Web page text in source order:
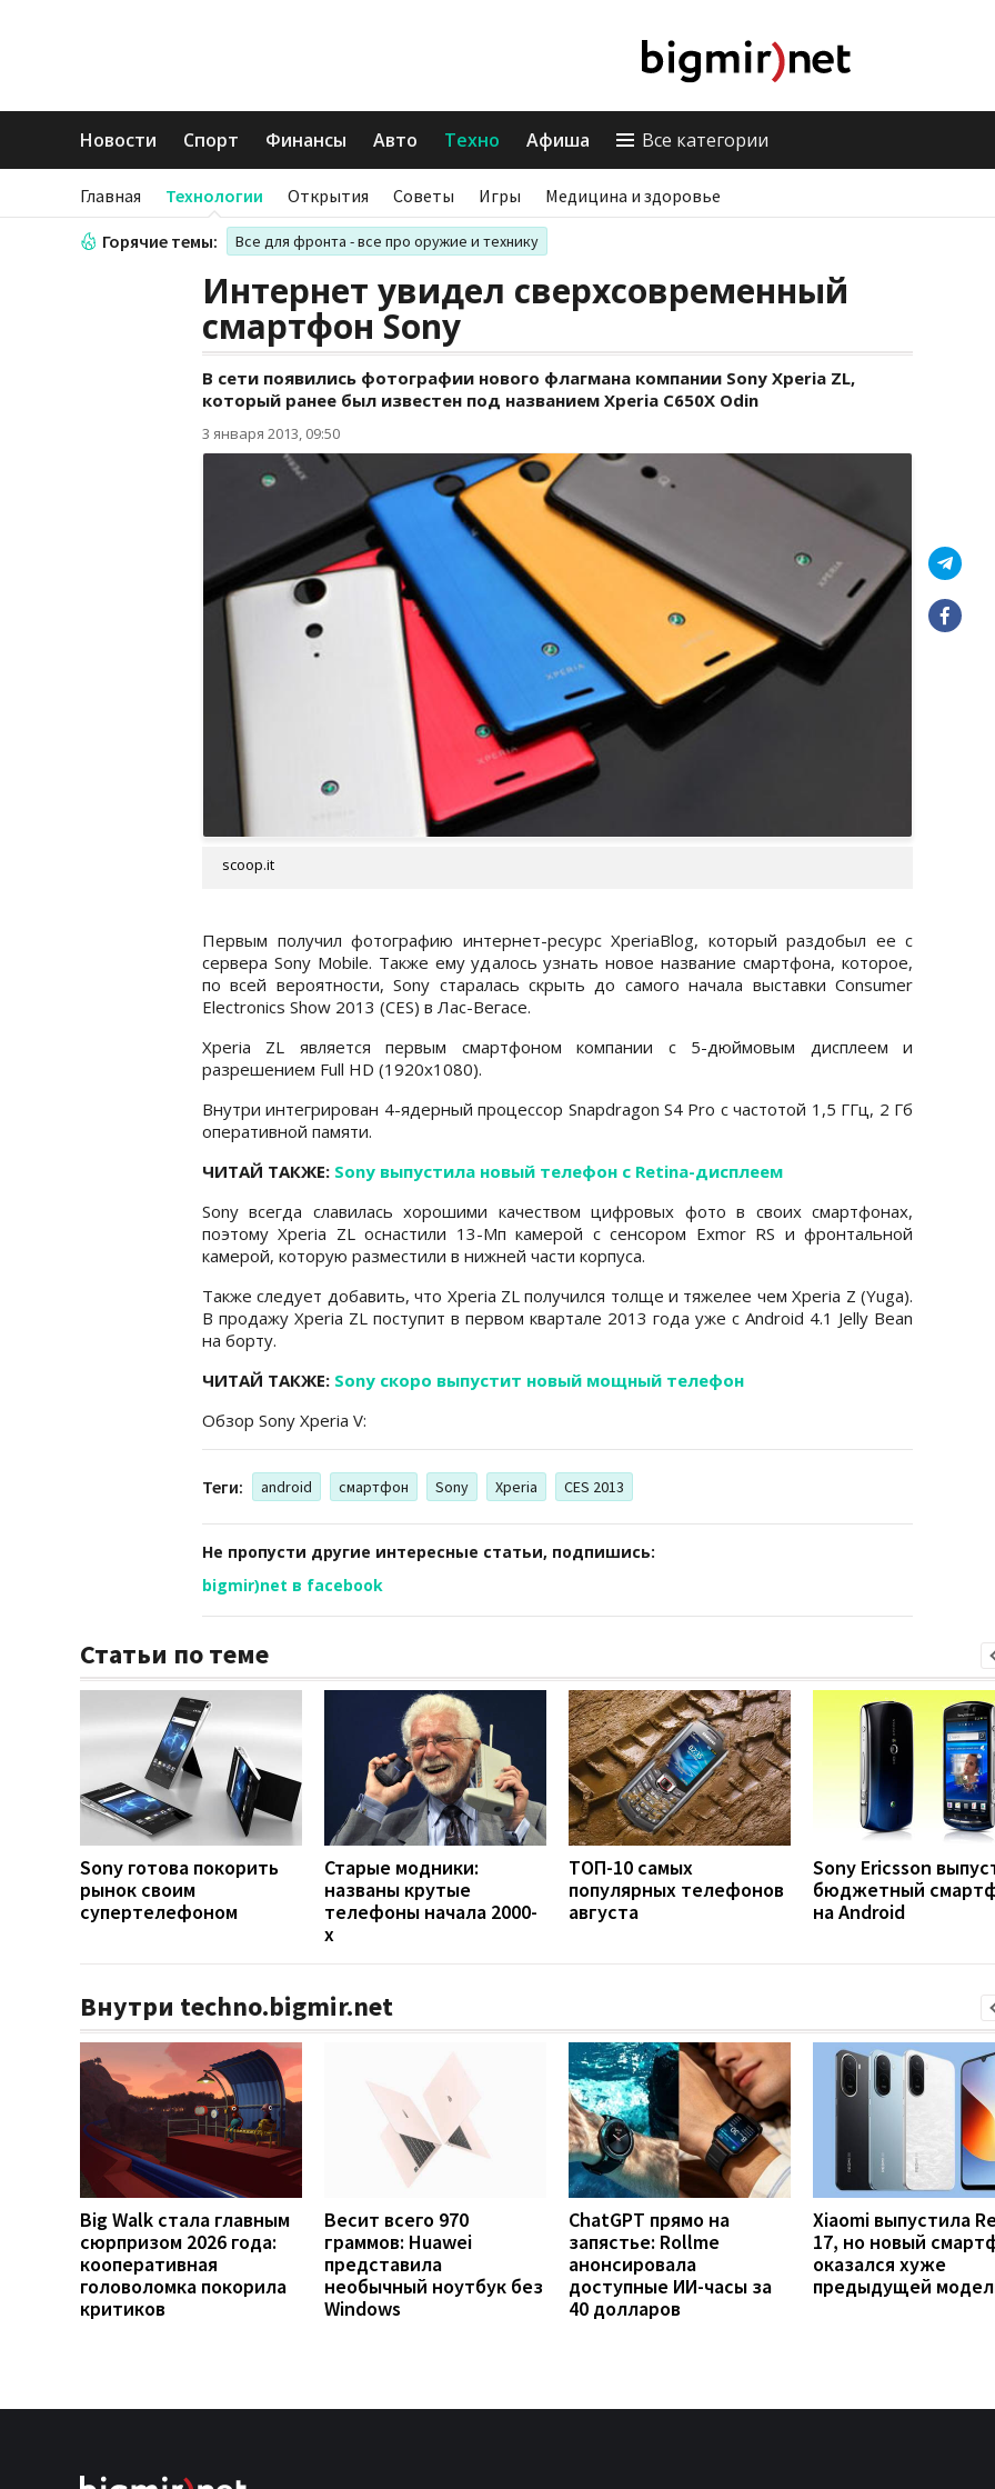
Новости Спорт Финансы Авто Техно Афиша Все категории
Главная Технологии Открытия Советы Игры Медицина и здоровье
Горячие темы: Все для фронта - все про оружие и технику
Интернет увидел сверхсовременный
смартфон Sony
В сети появились фотографии нового флагмана компании Sony Xperia ZL,
который ранее был известен под названием Xperia C650X Odin
3 января 2013, 09:50
scoop.it
Первым получил фотографию интернет-ресурс XperiaBlog, который раздобыл ее с
сервера Sony Mobile. Также ему удалось узнать новое название смартфона, которое,
по всей вероятности, Sony старалась скрыть до самого начала выставки Consumer
Electronics Show 2013 (CES) в Лас-Вегасе.
Xperia ZL является первым смартфоном компании с 5-дюймовым дисплеем и
разрешением Full HD (1920х1080).
Внутри интегрирован 4-ядерный процессор Snapdragon S4 Pro с частотой 1,5 ГГц, 2 Гб
оперативной памяти.
ЧИТАЙ ТАКЖЕ: Sony выпустила новый телефон с Retina-дисплеем
Sony всегда славилась хорошими качеством цифровых фото в своих смартфонах,
поэтому Xperia ZL оснастили 13-Мп камерой с сенсором Exmor RS и фронтальной
камерой, которую разместили в нижней части корпуса.
Также следует добавить, что Xperia ZL получился толще и тяжелее чем Xperia Z (Yuga).
В продажу Xperia ZL поступит в первом квартале 2013 года уже с Android 4.1 Jelly Bean
на борту.
ЧИТАЙ ТАКЖЕ: Sony скоро выпустит новый мощный телефон
Обзор Sony Xperia V:
Теги: android смартфон Sony Xperia CES 2013
Не пропусти другие интересные статьи, подпишись:
bigmir)net в facebook
Статьи по теме
Sony готова покорить
рынок своим
супертелефоном
Старые модники:
названы крутые
телефоны начала 2000-
х
ТОП-10 самых
популярных телефонов
августа
Sony Ericsson
бюджетный
на Android
Внутри techno.bigmir.net
Big Walk стала главным
сюрпризом 2026 года:
кооперативная
головоломка покорила
критиков
Весит всего 970
граммов: Huawei
представила
необычный ноутбук без
Windows
ChatGPT прямо на
запястье: Rollme
анонсировала
доступные ИИ-часы за
40 долларов
Xiaomi выпустила
17, но новый
оказался хуже
предыдущей